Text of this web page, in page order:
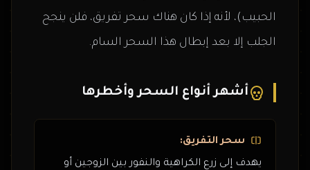
الحبيب)، لأنه إذا كان هناك سحر تفريق، فلن ينجح
الجلب إلا بعد إبطال هذا السحر السام.
أشهر أنواع السحر وأخطرها
سحر التفريق:
يهدف إلى زرع الكراهية والنفور بين الزوجين أو